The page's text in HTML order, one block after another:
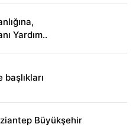
Yardım..
başlıkları
Büyükşehir